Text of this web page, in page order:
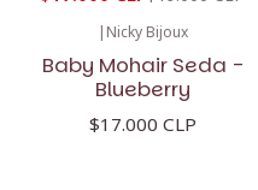
| Nicky Bijoux
Baby Mohair Seda -
Blueberry
$17.000 CLP